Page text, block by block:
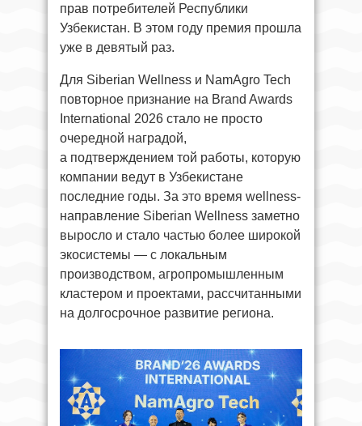
прав потребителей Республики
Узбекистан. В этом году премия прошла
уже в девятый раз.
Для Siberian Wellness и NamAgro Tech
повторное признание на Brand Awards
International 2026 стало не просто
очередной наградой,
а подтверждением той работы, которую
компании ведут в Узбекистане
последние годы. За это время wellness-
направление Siberian Wellness заметно
выросло и стало частью более широкой
экосистемы — с локальным
производством, агропромышленным
кластером и проектами, рассчитанными
на долгосрочное развитие региона.